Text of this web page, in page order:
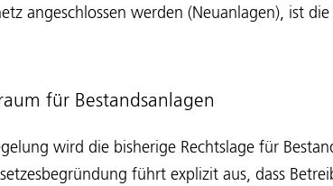
angeschlossen werden (Neuanlagen), ist
für Bestandsanlagen
wird die bisherige Rechtslage für
führt explizit aus, dass